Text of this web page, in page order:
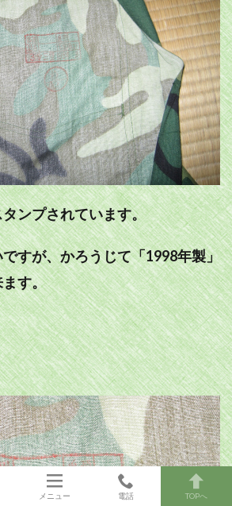
ンプされています。
すが、かろうじて「1998年製」
す。
メニュー 電話 TOPへ